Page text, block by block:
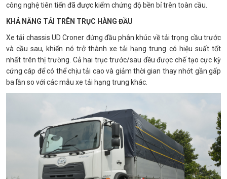
công nghệ tiên tiến đã được kiểm chứng độ bền bỉ trên toàn cầu.
KHẢ NĂNG TẢI TRÊN TRỤC HÀNG ĐẦU
Xe tải chassis UD Croner đứng đầu phân khúc về tải trọng cầu trước
và cầu sau, khiến nó trở thành xe tải hạng trung có hiệu suất tốt
nhất trên thị trường. Cả hai trục trước/sau đều được chế tạo cực kỳ
cứng cáp để có thể chịu tải cao và giảm thời gian thay nhớt gần gấp
ba lần so với các mẫu xe tải hạng trung khác.